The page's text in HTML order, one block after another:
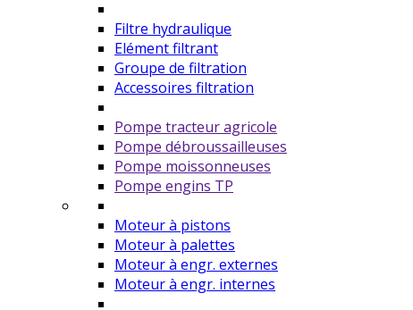
Filtre hydraulique
Elément filtrant
Groupe de filtration
Accessoires filtration
Pompe tracteur agricole
Pompe débroussailleuses
Pompe moissonneuses
Pompe engins TP
Moteur à pistons
Moteur à palettes
Moteur à engr. externes
Moteur à engr. internes